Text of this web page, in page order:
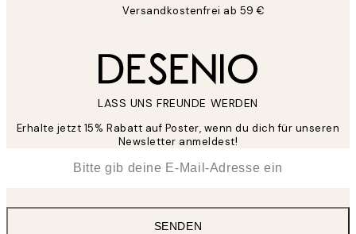
Versandkostenfrei ab 59 €
LASS UNS FREUNDE WERDEN
Erhalte jetzt 15% Rabatt auf Poster, wenn du dich für unseren
Newsletter anmeldest!
SENDEN